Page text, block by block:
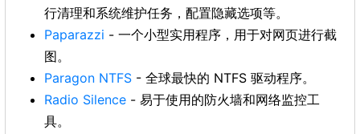
行清理和系统维护任务，配置隐藏选项等。
Paparazzi - 一个小型实用程序，用于对网页进行截
图。
Paragon NTFS - 全球最快的 NTFS 驱动程序。
Radio Silence - 易于使用的防火墙和网络监控工
具。